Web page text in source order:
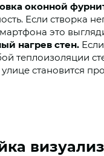
оконной
Если створка
это
нагрев стен.
теплоизоляции
становится